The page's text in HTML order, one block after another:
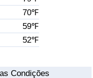
70℉
59℉
52℉
Condições